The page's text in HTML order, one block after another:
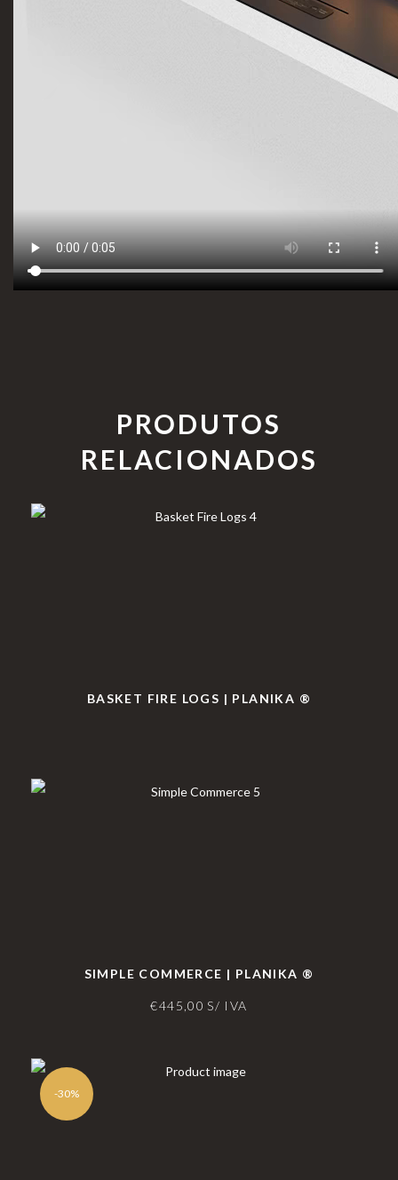
PRODUTOS
RELACIONADOS
BASKET FIRE LOGS | PLANIKA ®
SIMPLE COMMERCE | PLANIKA ®
€445,00 S/ IVA
-30%